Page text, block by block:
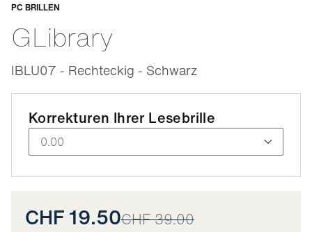
PC BRILLEN
GLibrary
IBLU07 - Rechteckig - Schwarz
Anpassbar
Korrekturen Ihrer Lesebrille
CHF 19.50CHF 39.00